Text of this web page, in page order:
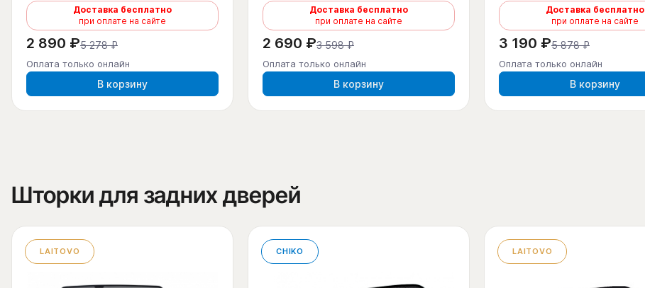
Доставка бесплатно
при оплате на сайте
2 890 ₽5 278 ₽
Оплата только онлайн
В корзину
Доставка бесплатно
при оплате на сайте
2 690 ₽3 598 ₽
Оплата только онлайн
В корзину
Доставка бесплатно
при оплате на сайте
3 190 ₽5 878 ₽
Оплата только онлайн
В корзину
Шторки для задних дверей
LAITOVO CHIKO LAITOVO